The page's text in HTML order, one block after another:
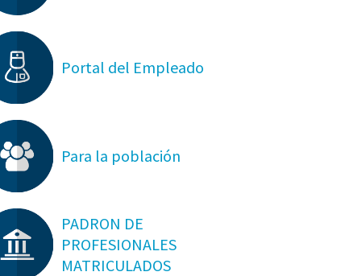
Portal del Empleado
Para la población
PADRON DE
PROFESIONALES
MATRICULADOS